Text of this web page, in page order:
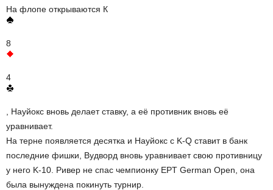
На флопе открываются К
8
4
, Науйокс вновь делает ставку, а её противник вновь её
уравнивает.
На терне появляется десятка и Науйокс с K-Q ставит в банк
последние фишки, Вудворд вновь уравнивает свою противницу
у него K-10. Ривер не спас чемпионку EPT German Open, она
была вынуждена покинуть турнир.